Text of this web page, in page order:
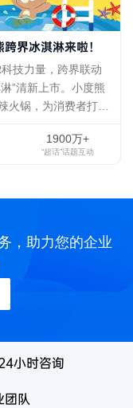
界冰淇淋来啦！
技力量，跨界联动
”清新上市。小度熊
火锅，为消费者打造
1900万+
“超话”话题互动
，助力您的企业
小时咨询
团队